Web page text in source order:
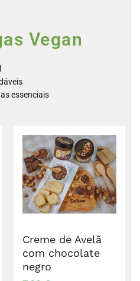
Vegan
essenciais
Creme de Avelã
com chocolate
negro